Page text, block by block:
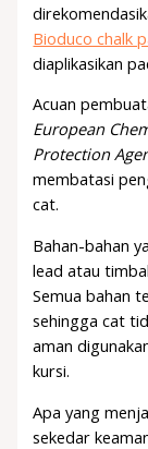
Bioduco chalk
diaplikasikan
Acuan
European
Protection
membatasi
cat.
Bahan-bahan
lead atau
Semua bahan
sehingga cat
aman
kursi.
Apa yang
sekedar